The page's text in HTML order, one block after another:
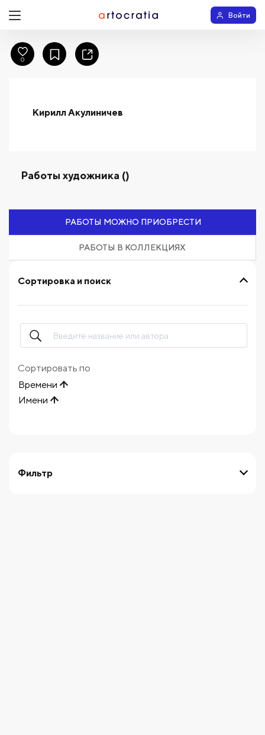
Войти
Кирилл Акулиничев
Работы художника ()
РАБОТЫ МОЖНО ПРИОБРЕСТИ
РАБОТЫ В КОЛЛЕКЦИЯХ
Фильтр
Сортировка и поиск
Сортировать по
Времени
Имени
0